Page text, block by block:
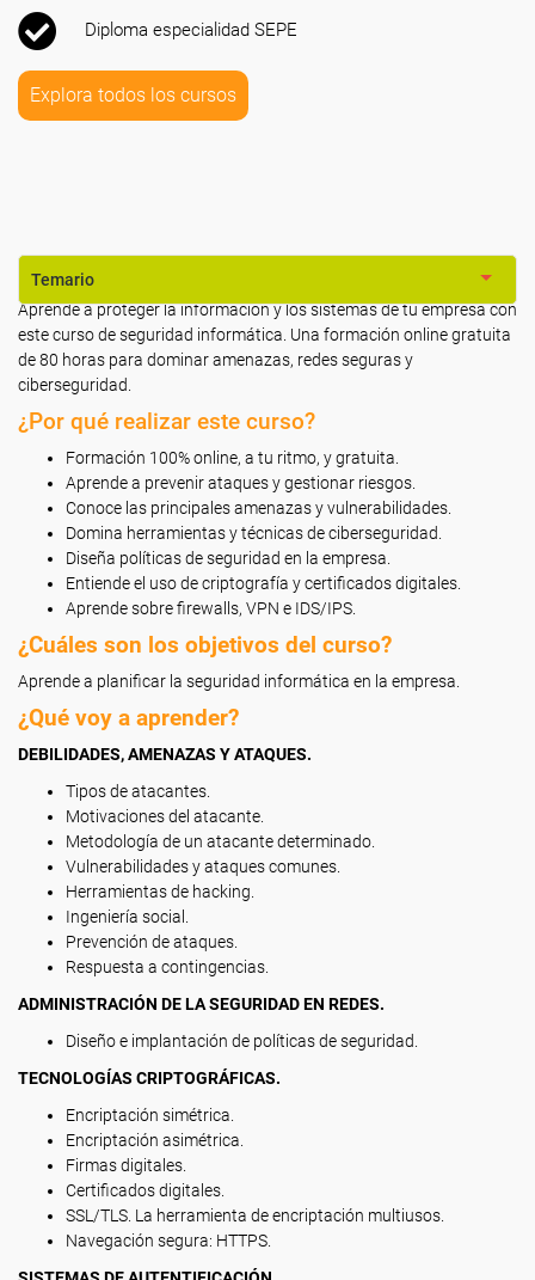
Diploma especialidad SEPE
Explora todos los cursos
Temario
Aprende a proteger la información y los sistemas de tu empresa con
este curso de seguridad informática. Una formación online gratuita
de 80 horas para dominar amenazas, redes seguras y
ciberseguridad.
¿Por qué realizar este curso?
Formación 100% online, a tu ritmo, y gratuita.
Aprende a prevenir ataques y gestionar riesgos.
Conoce las principales amenazas y vulnerabilidades.
Domina herramientas y técnicas de ciberseguridad.
Diseña políticas de seguridad en la empresa.
Entiende el uso de criptografía y certificados digitales.
Aprende sobre firewalls, VPN e IDS/IPS.
¿Cuáles son los objetivos del curso?
Aprende a planificar la seguridad informática en la empresa.
¿Qué voy a aprender?
DEBILIDADES, AMENAZAS Y ATAQUES.
Tipos de atacantes.
Motivaciones del atacante.
Metodología de un atacante determinado.
Vulnerabilidades y ataques comunes.
Herramientas de hacking.
Ingeniería social.
Prevención de ataques.
Respuesta a contingencias.
ADMINISTRACIÓN DE LA SEGURIDAD EN REDES.
Diseño e implantación de políticas de seguridad.
TECNOLOGÍAS CRIPTOGRÁFICAS.
Encriptación simétrica.
Encriptación asimétrica.
Firmas digitales.
Certificados digitales.
SSL/TLS. La herramienta de encriptación multiusos.
Navegación segura: HTTPS.